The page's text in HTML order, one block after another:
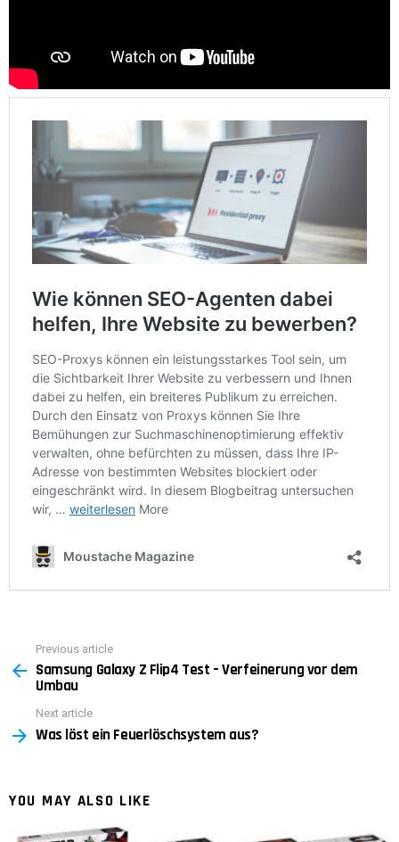
more
Previous article
Samsung Galaxy Z Flip4 Test – Verfeinerung vor dem
Umbau
Next article
Was löst ein Feuerlöschsystem aus?
YOU MAY ALSO LIKE